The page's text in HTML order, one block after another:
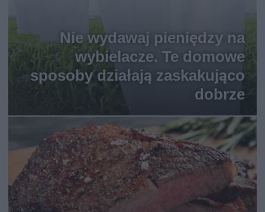
Nie wydawaj pieniędzy na
wybielacze. Te domowe
sposoby działają zaskakująco
dobrze